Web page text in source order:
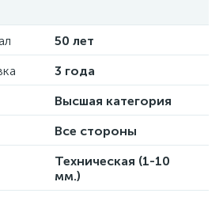
50 лет
3 года
Высшая категория
Все стороны
Техническая (1-10
мм.)